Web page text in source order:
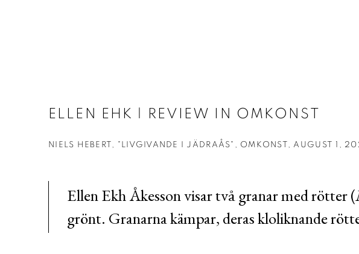
ELLEN EHK | REVIEW IN OMKONST
NIELS HEBERT, "LIVGIVANDE I JÄDRAÅS", OMKONST, AUGUST 1,
Ellen Ekh Åkesson visar två granar med rötter (
grönt. Granarna kämpar, deras kloliknande